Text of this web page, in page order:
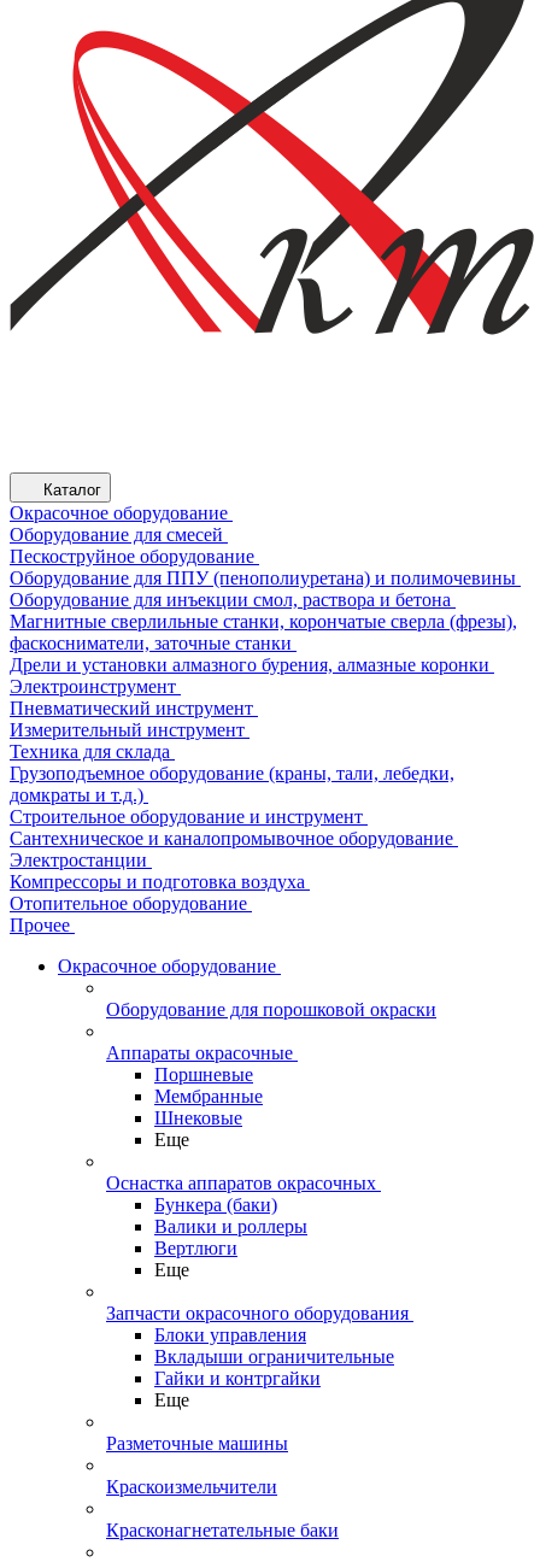
Каталог
Окрасочное оборудование
Оборудование для смесей
Пескоструйное оборудование
Оборудование для ППУ (пенополиуретана) и полимочевины
Оборудование для инъекции смол, раствора и бетона
Магнитные сверлильные станки, корончатые сверла (фрезы),
фаскосниматели, заточные станки
Дрели и установки алмазного бурения, алмазные коронки
Электроинструмент
Пневматический инструмент
Измерительный инструмент
Техника для склада
Грузоподъемное оборудование (краны, тали, лебедки,
домкраты и т.д.)
Строительное оборудование и инструмент
Сантехническое и каналопромывочное оборудование
Электростанции
Компрессоры и подготовка воздуха
Отопительное оборудование
Прочее
Окрасочное оборудование
Оборудование для порошковой окраски
Аппараты окрасочные
Поршневые
Мембранные
Шнековые
Еще
Оснастка аппаратов окрасочных
Бункера (баки)
Валики и роллеры
Вертлюги
Еще
Запчасти окрасочного оборудования
Блоки управления
Вкладыши ограничительные
Гайки и контргайки
Еще
Разметочные машины
Краскоизмельчители
Красконагнетательные баки